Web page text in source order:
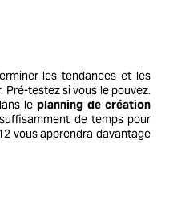
les tendances et les
testez si vous le pouvez.
le planning de création
de temps pour
vous apprendra davantage